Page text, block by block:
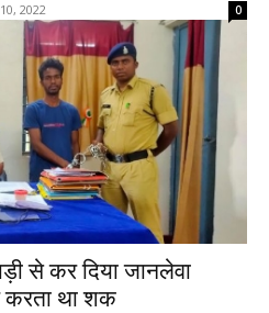
2022 0
से कर दिया जानलेवा
करता था शक